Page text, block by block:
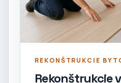
REKONŠTRUKCIE
Rekonštrukcie